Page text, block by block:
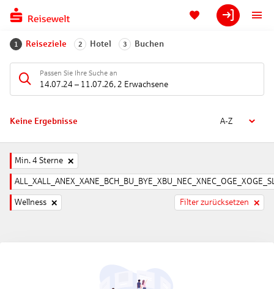
1 Reiseziele 2 Hotel 3 Buchen
Passen Sie Ihre Suche an
14.07.24 – 11.07.26, 2 Erwachsene
Keine Ergebnisse A-Z
Min. 4 Sterne
Wellness Filter zurücksetzen